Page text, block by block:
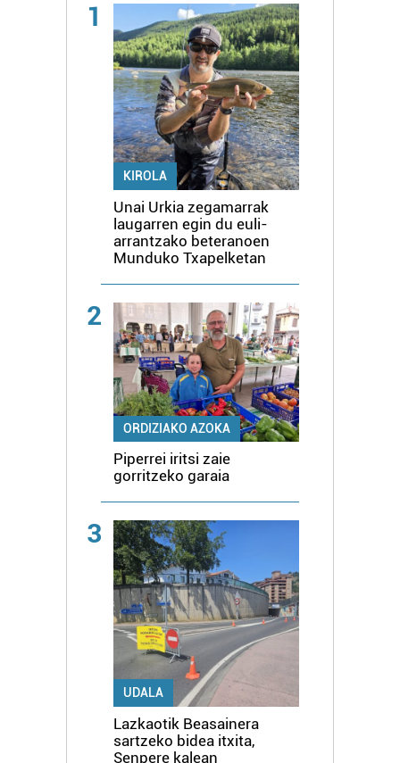
1
KIROLA
Unai Urkia zegamarrak
laugarren egin du euli-
arrantzako beteranoen
Munduko Txapelketan
2
ORDIZIAKO AZOKA
Piperrei iritsi zaie
gorritzeko garaia
3
UDALA
Lazkaotik Beasainera
sartzeko bidea itxita,
Senpere kalean